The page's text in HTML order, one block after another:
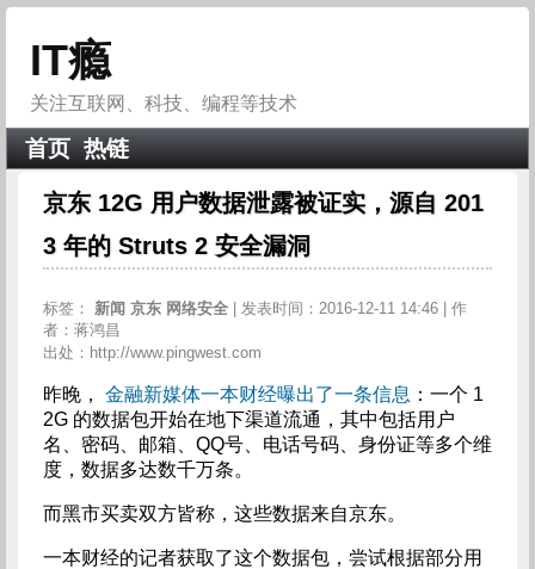
IT瘾
关注互联网、科技、编程等技术
首页 热链
京东 12G 用户数据泄露被证实，源自 201
3 年的 Struts 2 安全漏洞
标签： 新闻 京东 网络安全
| 发表时间：2016-12-11 14:46 | 作
者：蒋鸿昌
出处：http://www.pingwest.com
昨晚， 金融新媒体一本财经曝出了一条信息 ：一个 1
2G 的数据包开始在地下渠道流通，其中包括用户
名、密码、邮箱、QQ号、电话号码、身份证等多个维
度，数据多达数千万条。
而黑市买卖双方皆称，这些数据来自京东。
一本财经的记者获取了这个数据包，尝试根据部分用